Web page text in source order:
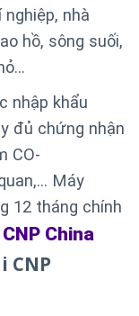
nhà
hồ, sông suối,
nhập khẩu
đủ chứng nhận
CO-
Máy
12 tháng chính
CNP China
CNP